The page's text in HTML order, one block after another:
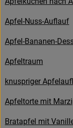
NonFood &
Apfel-Nuss-Auflauf
Apfel-Bananen-
Apfeltraum
knuspriger
Apfeltorte mit
Bratapfel mit